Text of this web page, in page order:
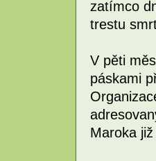
zatímco
trestu
V pěti
páskami
Maroka